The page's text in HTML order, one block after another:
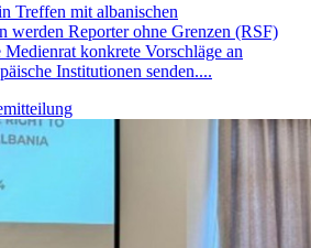
Treffen mit albanischen
werden Reporter ohne Grenzen (RSF)
Medienrat konkrete Vorschläge an
Institutionen senden....